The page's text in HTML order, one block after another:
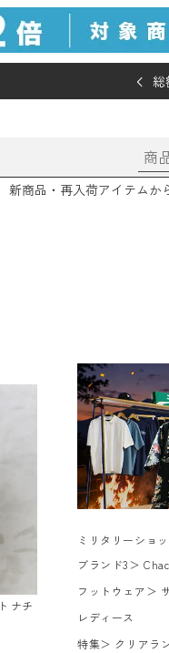
総
新商品・再入荷アイテムか
ミリタリーショ
ブランド3＞
フットウェア＞
レディース
特集＞ クリアラ
ナチ